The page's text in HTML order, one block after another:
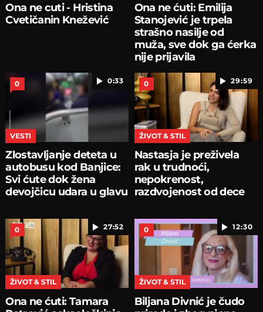
Ona ne cuti - Hristina
Cvetičanin Knežević
Ona ne ćuti: Emilija
Stanojević je trpela
strašno nasilje od
muža, sve dok ga ćerka
nije prijavila
0:33
0
VESTI
Zlostavljanje deteta u
autobusu kod Banjice:
Svi ćute dok žena
devojčicu udara u glavu
29:59
0
ŽIVOT & STIL
Nastasja je preživela
rak u trudnoći,
nepokrenost,
razdvojenost od dece
27:52
0
ŽIVOT & STIL
Ona ne ćuti: Tamara
12:30
0
ŽIVOT & STIL
Biljana Divnić je čudo